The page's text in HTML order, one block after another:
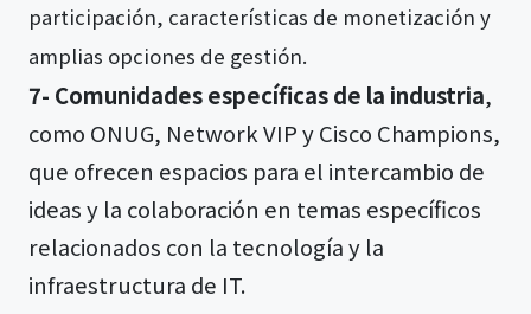
participación, características de monetización y
amplias opciones de gestión.
7- Comunidades específicas de la industria,
como ONUG, Network VIP y Cisco Champions,
que ofrecen espacios para el intercambio de
ideas y la colaboración en temas específicos
relacionados con la tecnología y la
infraestructura de IT.